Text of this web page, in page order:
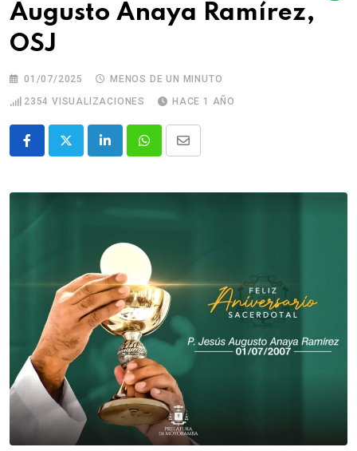
Augusto Anaya Ramírez,
OSJ
01/07/2025
MENOS DE UN MINUTO
2354 VISUALIZACIONES HACE 1 AÑO